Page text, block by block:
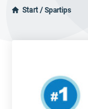
Start / Spartips